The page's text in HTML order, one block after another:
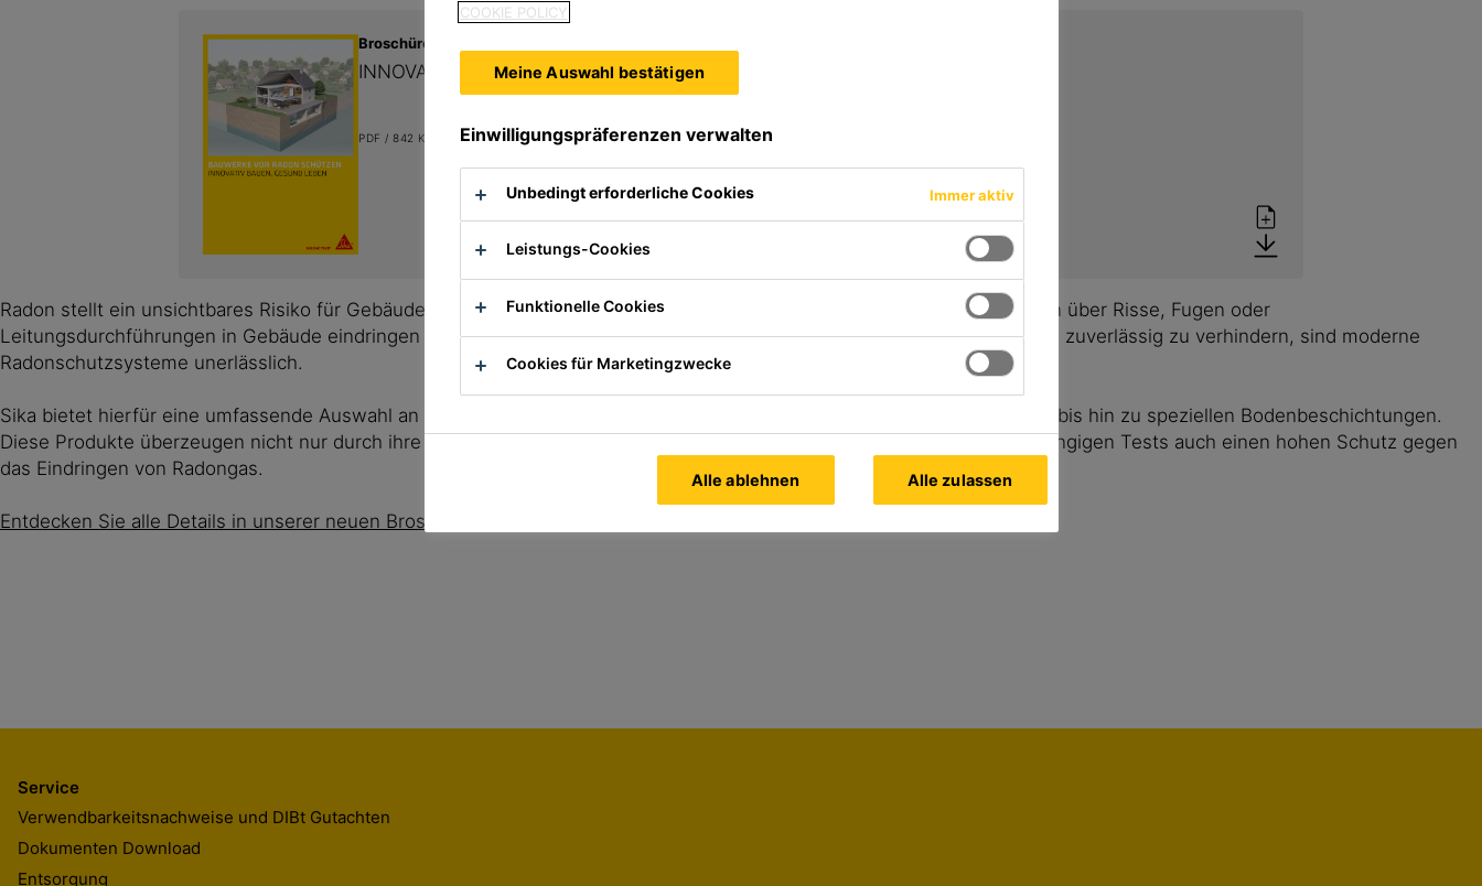
Broschüren Flyer
INNOVATIV BAUEN, GESUND LEBEN
PDF / 842 KB (DE)
Radon stellt ein unsichtbares Risiko für Gebäude und ihre Bewohner dar: Das natürlich im Boden vorkommende Gas kann über Risse, Fugen oder
Leitungsdurchführungen in Gebäude eindringen und sich insbesondere in Kellern und Wohnräumen ansammeln. Um dies zuverlässig zu verhindern, sind moderne
Radonschutzsysteme unerlässlich.
Sika bietet hierfür eine umfassende Auswahl an geprüften Lösungen – von wasserdichten Membranen und Dichtstoffen bis hin zu speziellen Bodenbeschichtungen.
Diese Produkte überzeugen nicht nur durch ihre hervorragenden Abdichtungseigenschaften, sondern bieten laut unabhängigen Tests auch einen hohen Schutz gegen
das Eindringen von Radongas.
Entdecken Sie alle Details in unserer neuen Broschüre.
Service
Verwendbarkeitsnachweise und DIBt Gutachten
Dokumenten Download
Entsorgung
COOKIE POLICY
Meine Auswahl bestätigen
Einwilligungspräferenzen verwalten
Unbedingt erforderliche Cookies Immer aktiv
Leistungs-Cookies
Funktionelle Cookies
Cookies für Marketingzwecke
Alle ablehnen Alle zulassen